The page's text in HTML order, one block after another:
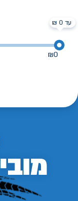
₪0
עד 0 ₪